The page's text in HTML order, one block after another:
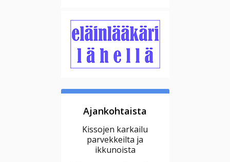
Ajankohtaista
Kissojen karkailu
parvekkeilta ja
ikkunoista